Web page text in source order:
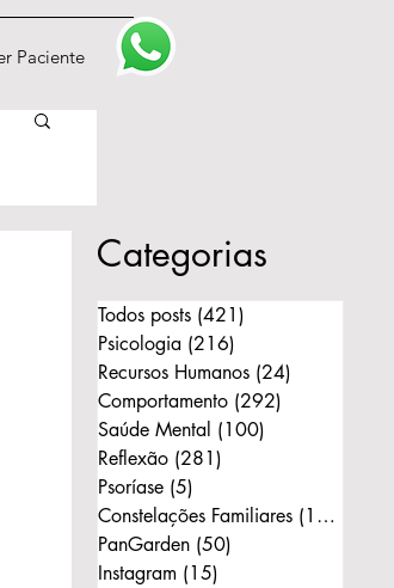
Paciente
Categorias
Todos posts (421)
Psicologia (216)
Recursos Humanos (24)
Comportamento (292)
Saúde Mental (100)
Reflexão (281)
Psoríase (5)
Constelações Familiares (168)
PanGarden (50)
Instagram (15)